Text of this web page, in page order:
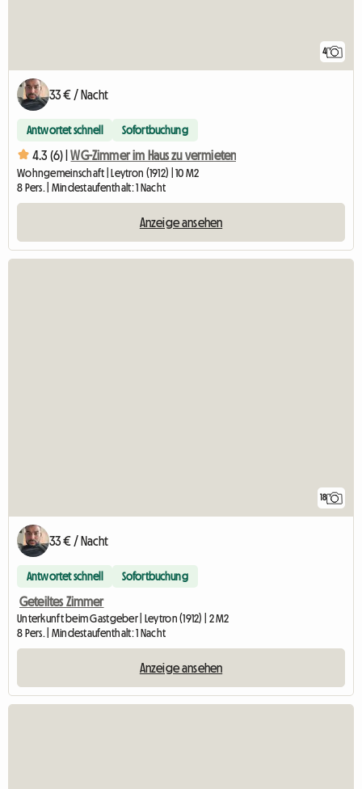
4
33 € / Nacht
Antwortet schnell Sofortbuchung
4.3 (6) | WG-Zimmer im Haus zu vermieten
Wohngemeinschaft | Leytron (1912) | 10 M2
8 Pers. | Mindestaufenthalt: 1 Nacht
Anzeige ansehen
18
33 € / Nacht
Antwortet schnell Sofortbuchung
Geteiltes Zimmer
Unterkunft beim Gastgeber | Leytron (1912) | 2 M2
8 Pers. | Mindestaufenthalt: 1 Nacht
Anzeige ansehen